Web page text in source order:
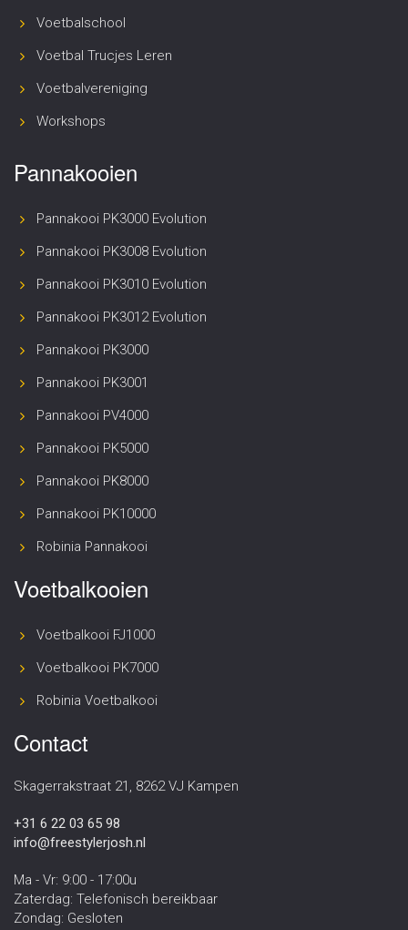
Voetbalschool
Voetbal Trucjes Leren
Voetbalvereniging
Workshops
Pannakooien
Pannakooi PK3000 Evolution
Pannakooi PK3008 Evolution
Pannakooi PK3010 Evolution
Pannakooi PK3012 Evolution
Pannakooi PK3000
Pannakooi PK3001
Pannakooi PV4000
Pannakooi PK5000
Pannakooi PK8000
Pannakooi PK10000
Robinia Pannakooi
Voetbalkooien
Voetbalkooi FJ1000
Voetbalkooi PK7000
Robinia Voetbalkooi
Contact
Skagerrakstraat 21, 8262 VJ Kampen
+31 6 22 03 65 98
info@freestylerjosh.nl
Ma - Vr: 9:00 - 17:00u
Zaterdag: Telefonisch bereikbaar
Zondag: Gesloten